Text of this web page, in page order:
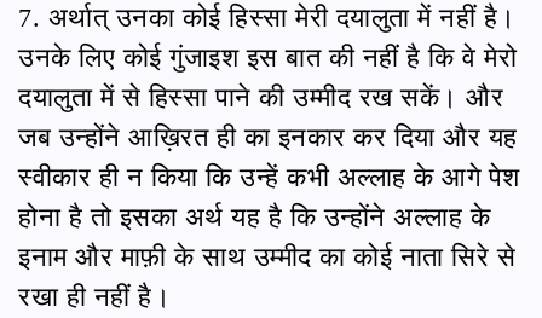
7. अर्थात् उनका कोई हिस्सा मेरी दयालुता में नहीं है।
उनके लिए कोई गुंजाइश इस बात की नहीं है कि वे मेरो
दयालुता में से हिस्सा पाने की उम्मीद रख सकें। और
जब उन्होंने आख़िरत ही का इनकार कर दिया और यह
स्वीकार ही न किया कि उन्हें कभी अल्लाह के आगे पेश
होना है तो इसका अर्थ यह है कि उन्होंने अल्लाह के
इनाम और माफ़ी के साथ उम्मीद का कोई नाता सिरे से
रखा ही नहीं है।